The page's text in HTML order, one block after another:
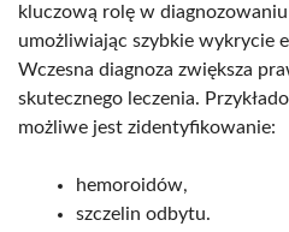
kluczową rolę w
umożliwiając szybkie wykrycie
Wczesna diagnoza zwiększa
skutecznego leczenia.
możliwe jest zidentyfikowanie:
hemoroidów,
szczelin odbytu.